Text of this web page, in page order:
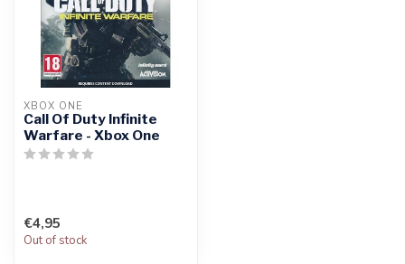
XBOX ONE
Call Of Duty Infinite
Warfare - Xbox One
€4,95
Out of stock